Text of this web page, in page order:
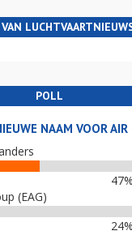
VAN
POLL
NAAM VOOR
(EAG)